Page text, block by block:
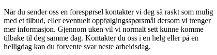
Når du sender oss en forespørsel kontakter vi deg så raskt som mulig
med et tilbud, eller eventuelt oppfølgingsspørsmål dersom vi trenger
mer informasjon. Gjennom uken vil vi normalt sett kunne komme
tilbake til deg samme dag. Kontakter du oss i en helg eller på en
helligdag kan du forvente svar neste arbeidsdag.